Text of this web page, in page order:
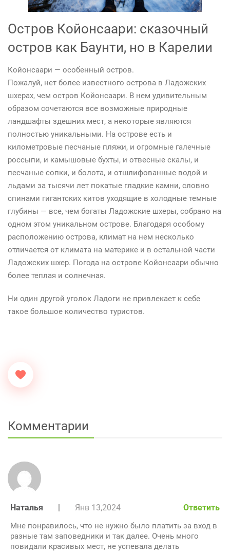
Остров Койонсаари: сказочный
остров как Баунти, но в Карелии
Койонсаари — особенный остров.
Пожалуй, нет более известного острова в Ладожских
шхерах, чем остров Койонсаари. В нем удивительным
образом сочетаются все возможные природные
ландшафты здешних мест, а некоторые являются
полностью уникальными. На острове есть и
километровые песчаные пляжи, и огромные галечные
россыпи, и камышовые бухты, и отвесные скалы, и
песчаные сопки, и болота, и отшлифованные водой и
льдами за тысячи лет покатые гладкие камни, словно
спинами гигантских китов уходящие в холодные темные
глубины — все, чем богаты Ладожские шхеры, собрано на
одном этом уникальном острове. Благодаря особому
расположению острова, климат на нем несколько
отличается от климата на материке и в остальной части
Ладожских шхер. Погода на острове Койонсаари обычно
более теплая и солнечная.
Ни один другой уголок Ладоги не привлекает к себе
такое большое количество туристов.
Комментарии
Наталья | Янв 13,2024 Ответить
Мне понравилось, что не нужно было платить за вход в
разные там заповедники и так далее. Очень много
повидали красивых мест, не успевала делать